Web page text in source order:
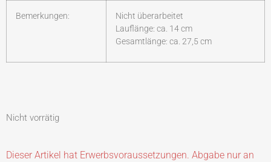
Bemerkungen:
Nicht überarbeitet
Lauflänge: ca. 14 cm
Gesamtlänge: ca. 27,5 cm
Nicht vorrätig
Dieser Artikel hat Erwerbsvoraussetzungen. Abgabe nur an